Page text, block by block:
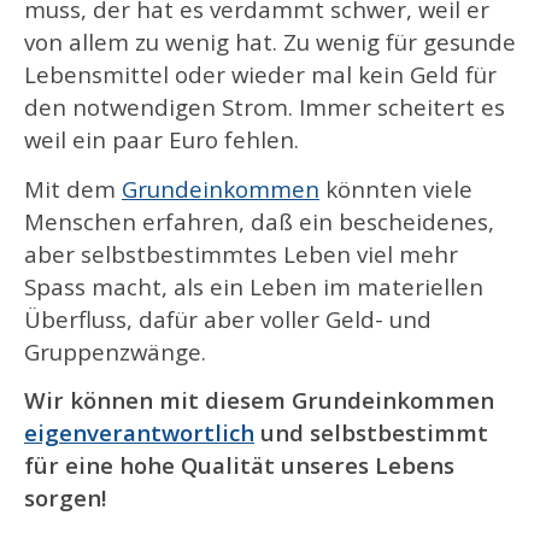
muss, der hat es verdammt schwer, weil er
von allem zu wenig hat. Zu wenig für gesunde
Lebensmittel oder wieder mal kein Geld für
den notwendigen Strom. Immer scheitert es
weil ein paar Euro fehlen.
Mit dem Grundeinkommen könnten viele
Menschen erfahren, daß ein bescheidenes,
aber selbstbestimmtes Leben viel mehr
Spass macht, als ein Leben im materiellen
Überfluss, dafür aber voller Geld- und
Gruppenzwänge.
Wir können mit diesem Grundeinkommen
eigenverantwortlich und selbstbestimmt
für eine hohe Qualität unseres Lebens
sorgen!